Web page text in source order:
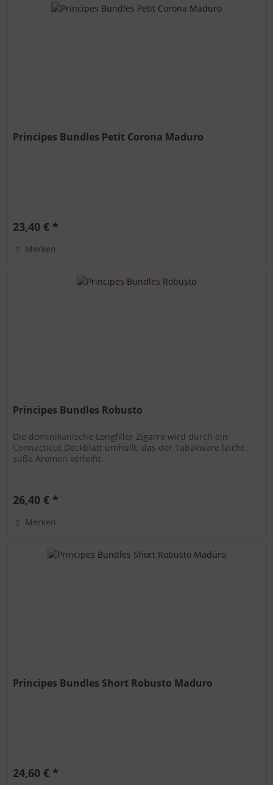
Principes Bundles Petit Corona Maduro
23,40 € *
Merken
Principes Bundles Robusto
Die dominikanische Longfiller Zigarre wird durch ein
Connecticut Deckblatt umhüllt, das der Tabakware leicht
süße Aromen verleiht.
26,40 € *
Merken
Principes Bundles Short Robusto Maduro
24,60 € *